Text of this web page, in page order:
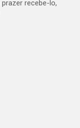
recebe-lo,